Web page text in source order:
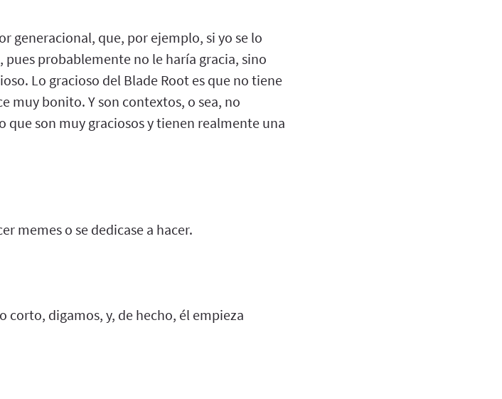
generacional, que, por ejemplo, si yo se lo
probablemente no le haría gracia, sino
Lo gracioso del Blade Root es que no tiene
muy bonito. Y son contextos, o sea, no
que son muy graciosos y tienen realmente una
memes o se dedicase a hacer.
digamos, y, de hecho, él empieza